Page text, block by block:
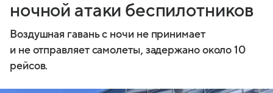
ночной атаки беспилотников
Воздушная гавань с ночи не принимает
и не отправляет самолеты, задержано около 10
рейсов.